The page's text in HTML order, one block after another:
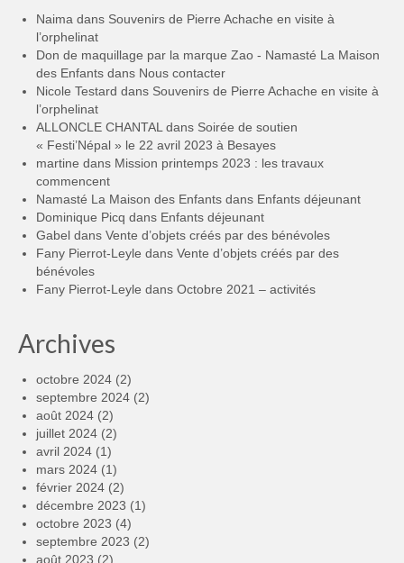
Naima dans Souvenirs de Pierre Achache en visite à
l’orphelinat
Don de maquillage par la marque Zao - Namasté La Maison
des Enfants dans Nous contacter
Nicole Testard dans Souvenirs de Pierre Achache en visite à
l’orphelinat
ALLONCLE CHANTAL dans Soirée de soutien
« Festi’Népal » le 22 avril 2023 à Besayes
martine dans Mission printemps 2023 : les travaux
commencent
Namasté La Maison des Enfants dans Enfants déjeunant
Dominique Picq dans Enfants déjeunant
Gabel dans Vente d’objets créés par des bénévoles
Fany Pierrot-Leyle dans Vente d’objets créés par des
bénévoles
Fany Pierrot-Leyle dans Octobre 2021 – activités
Archives
octobre 2024 (2)
septembre 2024 (2)
août 2024 (2)
juillet 2024 (2)
avril 2024 (1)
mars 2024 (1)
février 2024 (2)
décembre 2023 (1)
octobre 2023 (4)
septembre 2023 (2)
août 2023 (2)